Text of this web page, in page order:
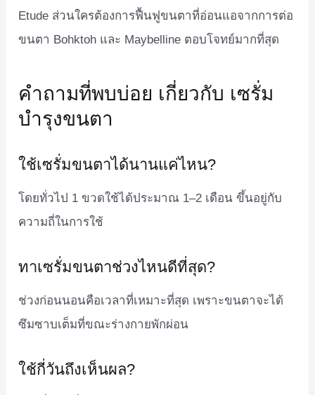
Etude ส่วนใครต้องการฟื้นฟูขนตาที่อ่อนแอจากการต่อ
ขนตา Bohktoh และ Maybelline ตอบโจทย์มากที่สุด
คำถามที่พบบ่อย เกี่ยวกับ เซรั่ม
บำรุงขนตา
ใช้เซรั่มขนตาได้นานแค่ไหน?
โดยทั่วไป 1 ขวดใช้ได้ประมาณ 1–2 เดือน ขึ้นอยู่กับ
ความถี่ในการใช้
ทาเซรั่มขนตาช่วงไหนดีที่สุด?
ช่วงก่อนนอนคือเวลาที่เหมาะที่สุด เพราะขนตาจะได้
ซึมซาบเต็มที่ขณะร่างกายพักผ่อน
ใช้กี่วันถึงเห็นผล?